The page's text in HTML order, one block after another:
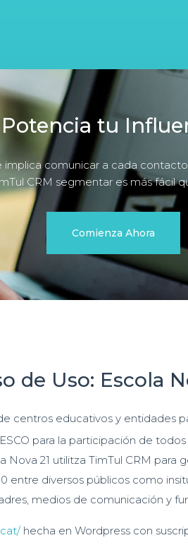
Potencia tu
comunicar a cada contacto
CRM segmentar es más fácil
Comienza Ahora
de Uso: Escola
centros educativos y entidades
para la participación de
Nova 21 utilitza TimTul CRM para
entre diversos públicos como
medios de comunicación y
hecha en Wordpress con